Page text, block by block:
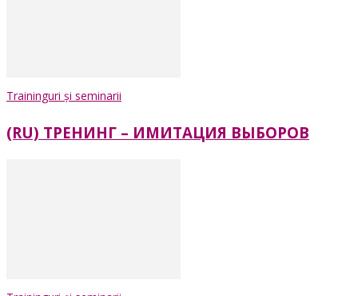
Traininguri și seminarii
(RU) ТРЕНИНГ – ИМИТАЦИЯ ВЫБОРОВ